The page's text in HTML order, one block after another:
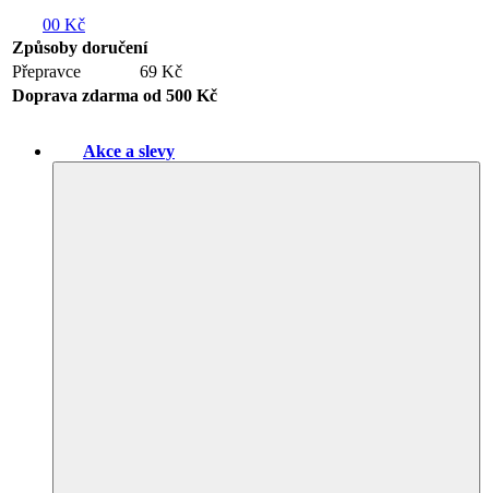
00 Kč
Způsoby doručení
Přepravce
69 Kč
Doprava zdarma od 500 Kč
Akce a slevy